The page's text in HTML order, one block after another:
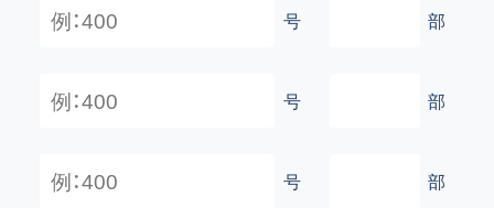
号 部
号 部
号 部